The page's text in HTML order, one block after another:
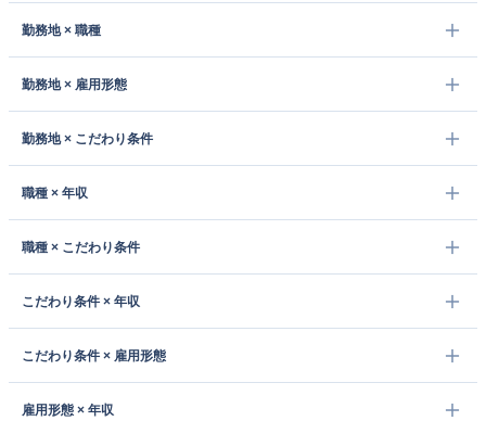
勤務地 × 職種
勤務地 × 雇用形態
勤務地 × こだわり条件
職種 × 年収
職種 × こだわり条件
こだわり条件 × 年収
こだわり条件 × 雇用形態
雇用形態 × 年収